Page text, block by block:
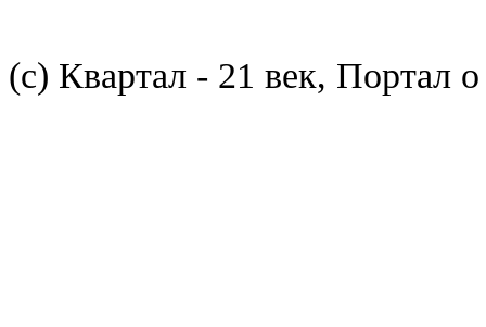
(с) Квартал - 21 век, Портал